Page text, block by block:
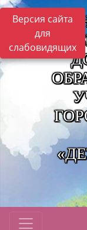
Версия сайта
для
слабовидящих